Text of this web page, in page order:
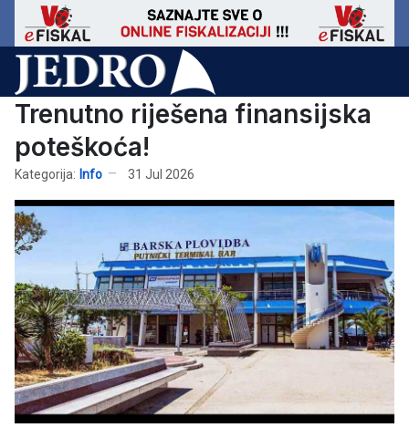
Trenutno riješena finansijska
poteškoća!
Kategorija: Info 31 Jul 2026